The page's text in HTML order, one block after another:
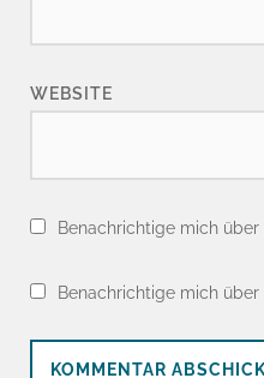
WEBSITE
Benachrichtige mich
Benachrichtige mich